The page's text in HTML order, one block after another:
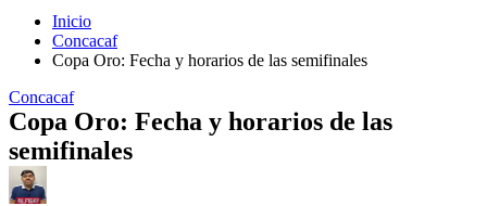
Inicio
Concacaf
Copa Oro: Fecha y horarios de las semifinales
Concacaf
Copa Oro: Fecha y horarios de las
semifinales